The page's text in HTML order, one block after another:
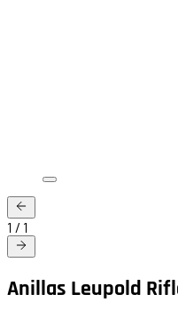
1 / 1
Anillas Leupold